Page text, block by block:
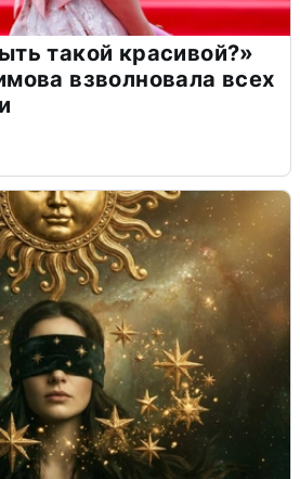
такой красивой?»
взволновала всех